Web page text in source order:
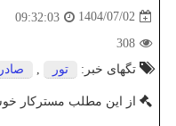
1404/07/02
09:32:03
308
تگهای خبر:
تور
از این مطلب مسترکار